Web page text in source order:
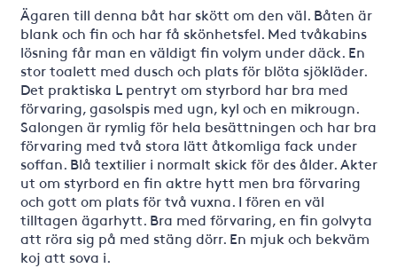
Ägaren till denna båt har skött om den väl. Båten är
blank och fin och har få skönhetsfel. Med tvåkabins
lösning får man en väldigt fin volym under däck. En
stor toalett med dusch och plats för blöta sjökläder.
Det praktiska L pentryt om styrbord har bra med
förvaring, gasolspis med ugn, kyl och en mikrougn.
Salongen är rymlig för hela besättningen och har bra
förvaring med två stora lätt åtkomliga fack under
soffan. Blå textilier i normalt skick för des ålder. Akter
ut om styrbord en fin aktre hytt men bra förvaring
och gott om plats för två vuxna. I fören en väl
tilltagen ägarhytt. Bra med förvaring, en fin golvyta
att röra sig på med stäng dörr. En mjuk och bekväm
koj att sova i.